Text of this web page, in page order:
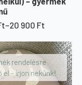
–20 900 Ft
rendelésre
el – írjon nekünk!